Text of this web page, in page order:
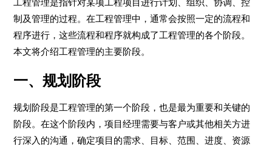
工程管理是指针对某项工程项目进行计划、组织、协调、控
制及管理的过程。在工程管理中，通常会按照一定的流程和
程序进行，这些流程和程序就构成了工程管理的各个阶段。
本文将介绍工程管理的主要阶段。
一、规划阶段
规划阶段是工程管理的第一个阶段，也是最为重要和关键的
阶段。在这个阶段内，项目经理需要与客户或其他相关方进
行深入的沟通，确定项目的需求、目标、范围、进度、资源